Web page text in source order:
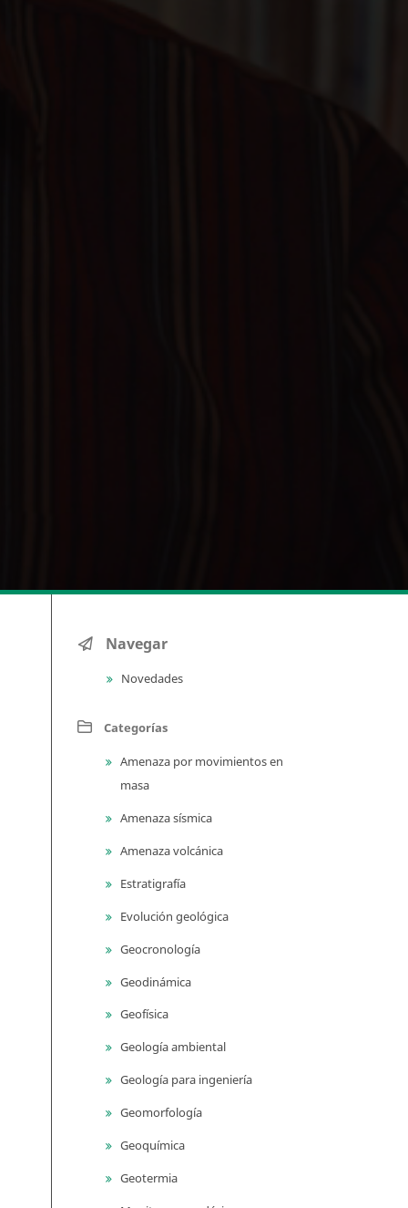
Navegar
Novedades
Categorías
Amenaza por movimientos en
masa
Amenaza sísmica
Amenaza volcánica
Estratigrafía
Evolución geológica
Geocronología
Geodinámica
Geofísica
Geología ambiental
Geología para ingeniería
Geomorfología
Geoquímica
Geotermia